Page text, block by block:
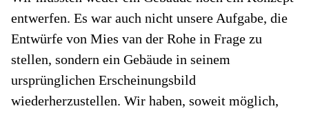
entwerfen. Es war auch nicht unsere Aufgabe, die
Entwürfe von Mies van der Rohe in Frage zu
stellen, sondern ein Gebäude in seinem
ursprünglichen Erscheinungsbild
wiederherzustellen. Wir haben, soweit möglich,